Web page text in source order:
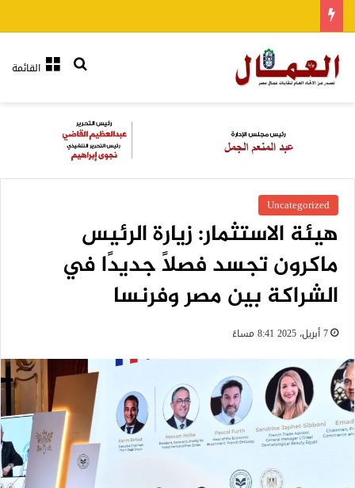
القائمةبحث عن
Uncategorized
هيئة الاستثمار: زيارة الرئيس
ماكرون تجسد فصلًا جديدًا في
الشراكة بين مصر وفرنسا
7 أبريل، 2025 8:41 مساءً